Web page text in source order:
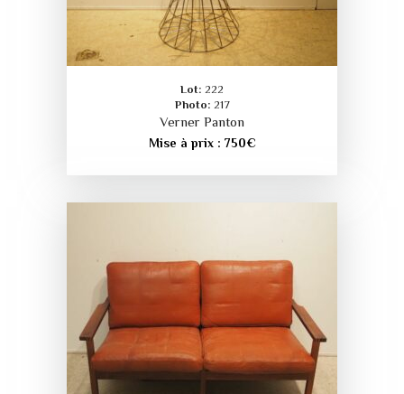
Lot: 222
Photo: 217
Verner Panton
Mise à prix : 750€